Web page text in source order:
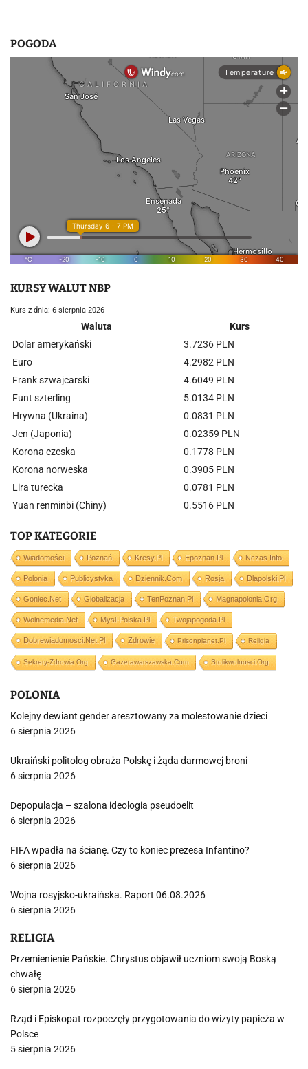
POGODA
KURSY WALUT NBP
Kurs z dnia: 6 sierpnia 2026
Waluta
Kurs
Dolar amerykański
3.7236 PLN
Euro
4.2982 PLN
Frank szwajcarski
4.6049 PLN
Funt szterling
5.0134 PLN
Hrywna (Ukraina)
0.0831 PLN
Jen (Japonia)
0.02359 PLN
Korona czeska
0.1778 PLN
Korona norweska
0.3905 PLN
Lira turecka
0.0781 PLN
Yuan renminbi (Chiny)
0.5516 PLN
TOP KATEGORIE
Wiadomości Poznań Kresy.pl Epoznan.pl Nczas.info
Polonia Publicystyka Dziennik.com Rosja Dlapolski.pl
Goniec.net Globalizacja TenPoznan.pl Magnapolonia.org
Wolnemedia.net Mysl-Polska.pl Twojapogoda.pl
Dobrewiadomosci.net.pl Zdrowie Prisonplanet.pl Religia
Sekrety-Zdrowia.org Gazetawarszawska.com Stolikwolnosci.org
POLONIA
Kolejny dewiant gender aresztowany za molestowanie dzieci
6 sierpnia 2026
Ukraiński politolog obraża Polskę i żąda darmowej broni
6 sierpnia 2026
Depopulacja – szalona ideologia pseudoelit
6 sierpnia 2026
FIFA wpadła na ścianę. Czy to koniec prezesa Infantino?
6 sierpnia 2026
Wojna rosyjsko-ukraińska. Raport 06.08.2026
6 sierpnia 2026
RELIGIA
Przemienienie Pańskie. Chrystus objawił uczniom swoją Boską
chwałę
6 sierpnia 2026
Rząd i Episkopat rozpoczęły przygotowania do wizyty papieża w
Polsce
5 sierpnia 2026